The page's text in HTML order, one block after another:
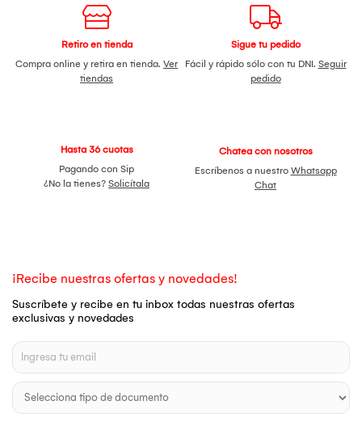
Retiro en tienda
Compra online y retira en tienda. Ver
tiendas
Sigue tu pedido
Fácil y rápido sólo con tu DNI. Seguir
pedido
Hasta 36 cuotas
Pagando con Sip
¿No la tienes? Solicítala
Chatea con nosotros
Escríbenos a nuestro Whatsapp
Chat
¡Recibe nuestras ofertas y novedades!
Suscríbete y recibe en tu inbox todas nuestras ofertas
exclusivas y novedades